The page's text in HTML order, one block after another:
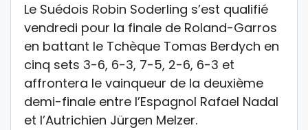
Le Suédois Robin Soderling s’est qualifié
vendredi pour la finale de Roland-Garros
en battant le Tchèque Tomas Berdych en
cinq sets 3-6, 6-3, 7-5, 2-6, 6-3 et
affrontera le vainqueur de la deuxième
demi-finale entre l’Espagnol Rafael Nadal
et l’Autrichien Jürgen Melzer.